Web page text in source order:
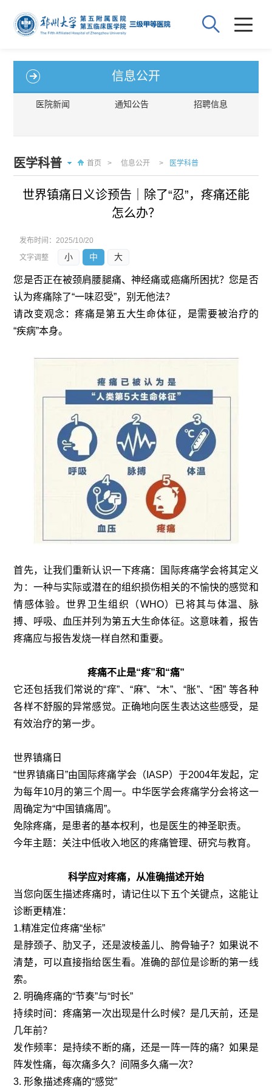
信息公开
医院新闻 通知公告 招聘信息
医学科普 首页 > 信息公开 > 医学科普
世界镇痛日义诊预告｜除了“忍”，疼痛还能
怎么办？
发布时间：2025/10/20
文字调整
小 中 大
您是否正在被颈肩腰腿痛、神经痛或癌痛所困扰？您是否
认为疼痛除了“一味忍受”，别无他法？
请改变观念：疼痛是第五大生命体征，是需要被治疗的
“疾病”本身。
首先，让我们重新认识一下疼痛：国际疼痛学会将其定义
为：一种与实际或潜在的组织损伤相关的不愉快的感觉和
情感体验。世界卫生组织（WHO）已将其与体温、脉
搏、呼吸、血压并列为第五大生命体征。这意味着，报告
疼痛应与报告发烧一样自然和重要。
疼痛不止是“疼”和“痛”
它还包括我们常说的“痒”、“麻”、“木”、“胀”、“困” 等各种
各样不舒服的异常感觉。正确地向医生表达这些感受，是
有效治疗的第一步。
世界镇痛日
“世界镇痛日”由国际疼痛学会（IASP）于2004年发起，定
为每年10月的第三个周一。中华医学会疼痛学分会将这一
周确定为“中国镇痛周”。
免除疼痛，是患者的基本权利，也是医生的神圣职责。
今年主题：关注中低收入地区的疼痛管理、研究与教育。
科学应对疼痛，从准确描述开始
当您向医生描述疼痛时，请记住以下五个关键点，这能让
诊断更精准：
1.精准定位疼痛“坐标”
是脖颈子、肋叉子，还是波棱盖儿、胯骨轴子？如果说不
清楚，可以直接指给医生看。准确的部位是诊断的第一线
索。
2. 明确疼痛的“节奏”与“时长”
持续时间：疼痛第一次出现是什么时候？是几天前，还是
几年前？
发作频率：是持续不断的痛，还是一阵一阵的痛？如果是
阵发性痛，每次痛多久？间隔多久痛一次？
3. 形象描述疼痛的“感觉”